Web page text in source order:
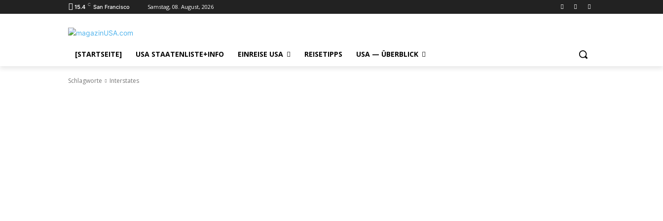
15.4 C San Francisco Samstag, 08. August, 2026
[STARTSEITE] USA STAATENLISTE+INFO EINREISE USA REISETIPPS USA — ÜBERBLICK
Schlagworte Interstates